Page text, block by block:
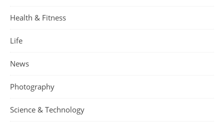
Health & Fitness
Life
News
Photography
Science & Technology